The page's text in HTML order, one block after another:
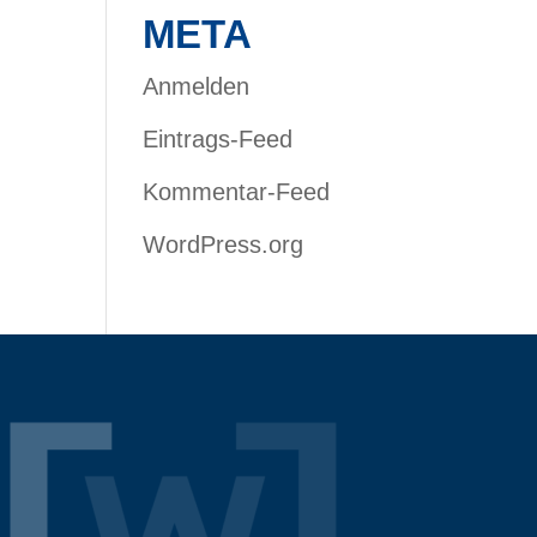
META
Anmelden
Eintrags-Feed
Kommentar-Feed
WordPress.org